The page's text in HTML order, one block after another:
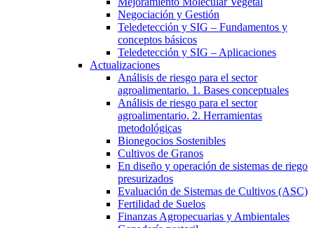
Negociación y Gestión
Teledetección y SIG – Fundamentos y
conceptos básicos
Teledetección y SIG – Aplicaciones
Actualizaciones
Análisis de riesgo para el sector
agroalimentario. 1. Bases conceptuales
Análisis de riesgo para el sector
agroalimentario. 2. Herramientas
metodológicas
Bionegocios Sostenibles
Cultivos de Granos
En diseño y operación de sistemas de riego
presurizados
Evaluación de Sistemas de Cultivos (ASC)
Fertilidad de Suelos
Finanzas Agropecuarias y Ambientales